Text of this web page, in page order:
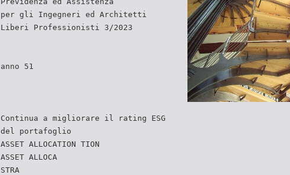
per gli Ingegneri ed Architetti
Liberi Professionisti 3/2023
anno 51
Continua a migliorare il rating ESG
del portafoglio
ASSET ALLOCATION TION
ASSET ALLOCA
STRA